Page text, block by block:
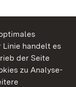
Linie handelt es
der Seite
zu Analyse-